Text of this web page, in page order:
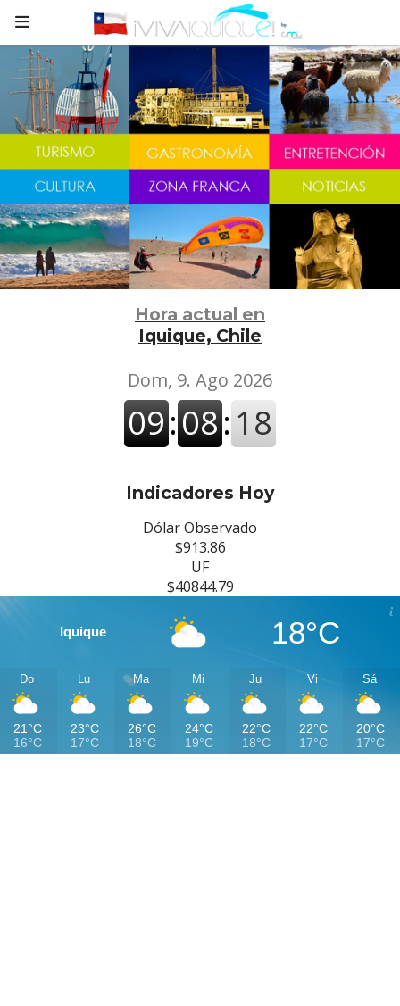
Hora actual en
Iquique, Chile
Indicadores Hoy
Dólar Observado
$913.86
UF
$40844.79
Iquique 18°C
Do
21°C
16°C
Lu
23°C
17°C
Ma
26°C
18°C
Mi
24°C
19°C
Ju
22°C
18°C
Vi
22°C
17°C
Sá
20°C
17°C